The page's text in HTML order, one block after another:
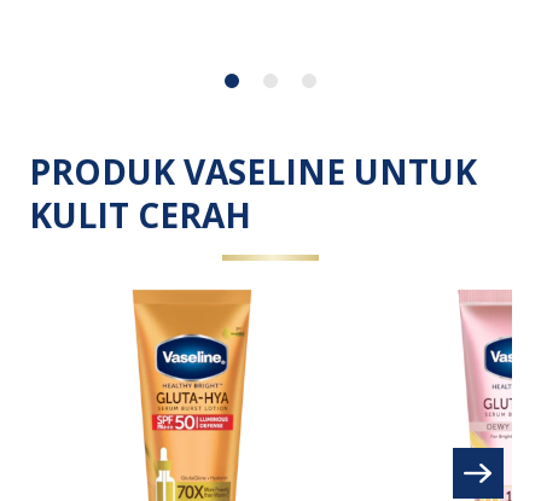
ini
PRODUK VASELINE UNTUK
KULIT CERAH